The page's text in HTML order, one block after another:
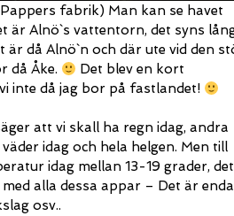
fabrik) Man kan se havet
är Alnö`s vattentorn, det syns
är då Alnö`n och där ute vid den
då Åke.
Det blev en kort
inte då jag bor på fastlandet!
att vi skall ha regn idag, andra
idag och hela helgen. Men till
idag mellan 13-19 grader, det
alla dessa appar – Det är
osv..